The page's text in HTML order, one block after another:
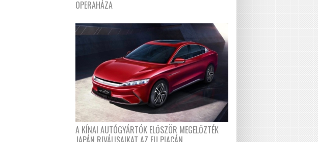
OPERAHÁZA
A KÍNAI AUTÓGYÁRTÓK ELŐSZÖR MEGELŐZTÉK